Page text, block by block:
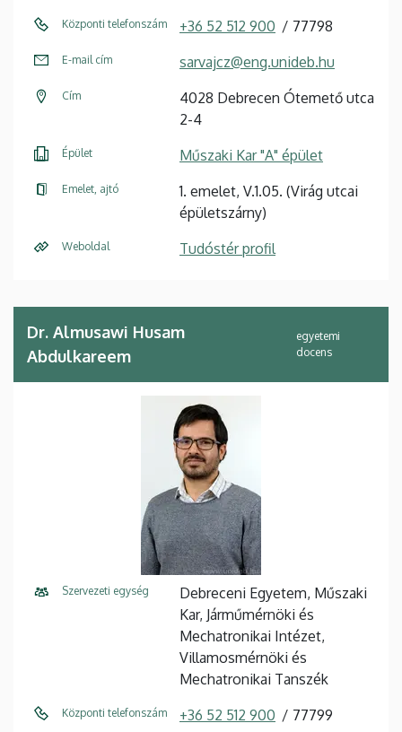
Központi telefonszám +36 52 512 900 77798
E-mail cím sarvajcz@eng.unideb.hu
Cím
4028 Debrecen Ótemető utca
2-4
Épület Műszaki Kar "A" épület
Emelet, ajtó
1. emelet, V.1.05. (Virág utcai
épületszárny)
Weboldal Tudóstér profil
Dr. Almusawi Husam
Abdulkareem
egyetemi
docens
Szervezeti egység
Debreceni Egyetem, Műszaki
Kar, Járműmérnöki és
Mechatronikai Intézet,
Villamosmérnöki és
Mechatronikai Tanszék
Központi telefonszám +36 52 512 900 77799